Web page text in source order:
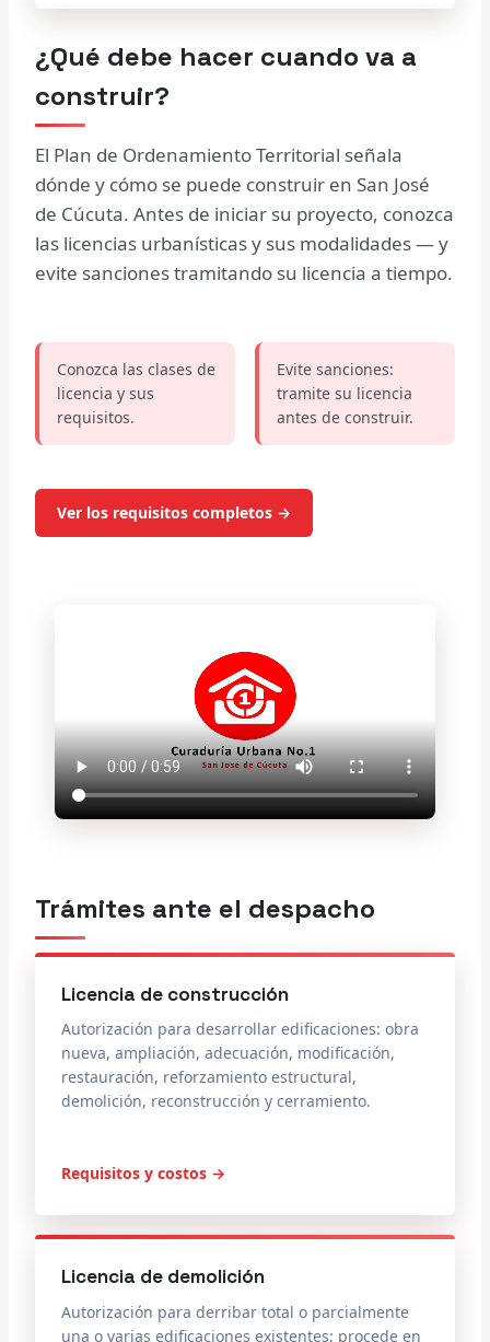
¿Qué debe hacer cuando va a
construir?
El Plan de Ordenamiento Territorial señala
dónde y cómo se puede construir en San José
de Cúcuta. Antes de iniciar su proyecto, conozca
las licencias urbanísticas y sus modalidades — y
evite sanciones tramitando su licencia a tiempo.
Conozca las clases de
licencia y sus
requisitos.
Evite sanciones:
tramite su licencia
antes de construir.
Ver los requisitos completos →
Trámites ante el despacho
Licencia de construcción
Autorización para desarrollar edificaciones: obra
nueva, ampliación, adecuación, modificación,
restauración, reforzamiento estructural,
demolición, reconstrucción y cerramiento.
Requisitos y costos →
Licencia de demolición
Autorización para derribar total o parcialmente
una o varias edificaciones existentes; procede en